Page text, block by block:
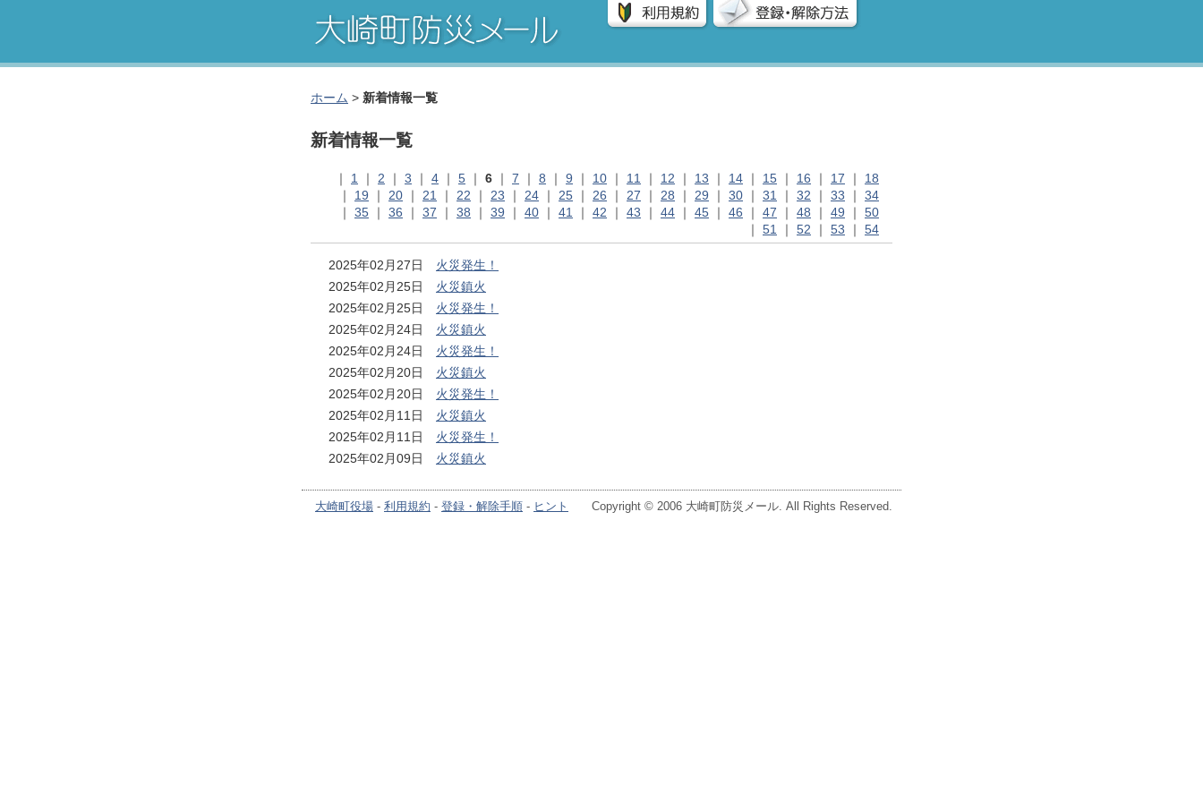
ホーム > 新着情報一覧
新着情報一覧
｜ 1 ｜ 2 ｜ 3 ｜ 4 ｜ 5 ｜ 6 ｜ 7 ｜ 8 ｜ 9 ｜ 10 ｜ 11 ｜ 12 ｜ 13 ｜ 14 ｜ 15 ｜ 16 ｜ 17 ｜ 18
｜ 19 ｜ 20 ｜ 21 ｜ 22 ｜ 23 ｜ 24 ｜ 25 ｜ 26 ｜ 27 ｜ 28 ｜ 29 ｜ 30 ｜ 31 ｜ 32 ｜ 33 ｜ 34
｜ 35 ｜ 36 ｜ 37 ｜ 38 ｜ 39 ｜ 40 ｜ 41 ｜ 42 ｜ 43 ｜ 44 ｜ 45 ｜ 46 ｜ 47 ｜ 48 ｜ 49 ｜ 50
｜ 51 ｜ 52 ｜ 53 ｜ 54
2025年02月27日 火災発生！
2025年02月25日 火災鎮火
2025年02月25日 火災発生！
2025年02月24日 火災鎮火
2025年02月24日 火災発生！
2025年02月20日 火災鎮火
2025年02月20日 火災発生！
2025年02月11日 火災鎮火
2025年02月11日 火災発生！
2025年02月09日 火災鎮火
大崎町役場 - 利用規約 - 登録・解除手順 - ヒント Copyright © 2006 大崎町防災メール. All Rights Reserved.